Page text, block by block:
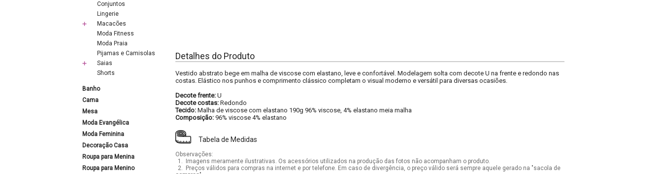
Conjuntos
Lingerie
Macacões
Moda Fitness
Moda Praia
Pijamas e Camisolas
Saias
Shorts
Banho
Cama
Mesa
Moda Evangélica
Moda Feminina
Decoração Casa
Roupa para Menina
Roupa para Menino
Detalhes do Produto
Vestido abstrato bege em malha de viscose com elastano, leve e confortável. Modelagem solta com decote U na frente e redondo nas
costas. Elástico nos punhos e comprimento clássico completam o visual moderno e versátil para diversas ocasiões.
Decote frente: U
Decote costas: Redondo
Tecido: Malha de viscose com elastano 190g 96% viscose, 4% elastano meia malha
Composição: 96% viscose 4% elastano
Tabela de Medidas
Observações:
1.
Imagens meramente ilustrativas. Os acessórios utilizados na produção das fotos não acompanham o produto.
2.
Preços válidos para compras na internet e por telefone. Em caso de divergência, o preço válido será sempre aquele gerado na "sacola de